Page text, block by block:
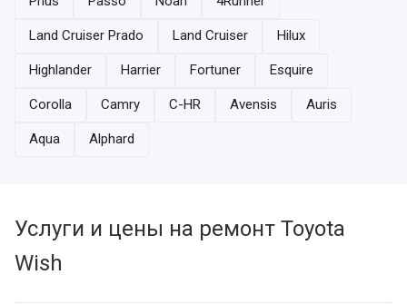
Land Cruiser Prado Land Cruiser Hilux
Highlander Harrier Fortuner Esquire
Corolla Camry C-HR Avensis Auris
Aqua Alphard
Услуги и цены на ремонт Toyota
Wish